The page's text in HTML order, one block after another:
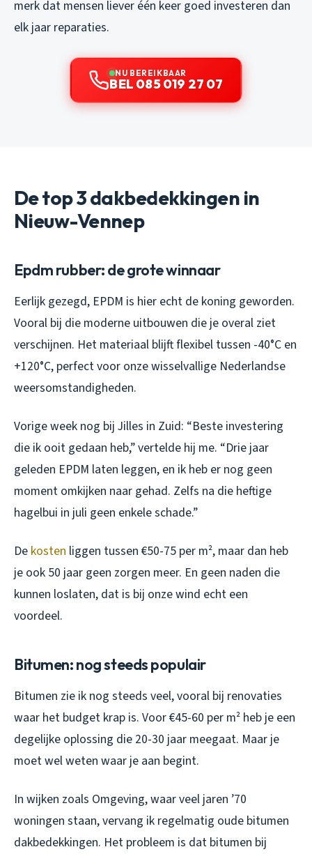
merk dat mensen liever één keer goed investeren dan
elk jaar reparaties.
NU BEREIKBAAR
BEL 085 019 27 07
De top 3 dakbedekkingen in
Nieuw-Vennep
Epdm rubber: de grote winnaar
Eerlijk gezegd, EPDM is hier echt de koning geworden.
Vooral bij die moderne uitbouwen die je overal ziet
verschijnen. Het materiaal blijft flexibel tussen -40°C en
+120°C, perfect voor onze wisselvallige Nederlandse
weersomstandigheden.
Vorige week nog bij Jilles in Zuid: “Beste investering
die ik ooit gedaan heb,” vertelde hij me. “Drie jaar
geleden EPDM laten leggen, en ik heb er nog geen
moment omkijken naar gehad. Zelfs na die heftige
hagelbui in juli geen enkele schade.”
De kosten liggen tussen €50-75 per m², maar dan heb
je ook 50 jaar geen zorgen meer. En geen naden die
kunnen loslaten, dat is bij onze wind echt een
voordeel.
Bitumen: nog steeds populair
Bitumen zie ik nog steeds veel, vooral bij renovaties
waar het budget krap is. Voor €45-60 per m² heb je een
degelijke oplossing die 20-30 jaar meegaat. Maar je
moet wel weten waar je aan begint.
In wijken zoals Omgeving, waar veel jaren ’70
woningen staan, vervang ik regelmatig oude bitumen
dakbedekkingen. Het probleem is dat bitumen bij